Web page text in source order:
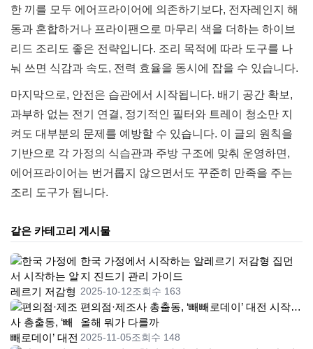
한 끼를 모두 에어프라이어에 의존하기보다, 전자레인지 해
동과 혼합하거나 프라이팬으로 마무리 색을 더하는 하이브
리드 조리도 좋은 전략입니다. 조리 목적에 따라 도구를 나
눠 쓰면 식감과 속도, 전력 효율을 동시에 잡을 수 있습니다.
마지막으로, 안전은 습관에서 시작됩니다. 배기 공간 확보,
과부하 없는 전기 연결, 정기적인 필터와 트레이 청소만 지
켜도 대부분의 문제를 예방할 수 있습니다. 이 글의 원칙을
기반으로 각 가정의 식습관과 주방 구조에 맞춰 운영하면,
에어프라이어는 번거롭지 않으면서도 꾸준히 만족을 주는
조리 도구가 됩니다.
같은 카테고리 게시물
한국 가정에서 시작하는 알레르기 저감형 집먼
지 진드기 관리 가이드
2025-10-12조회수 163
편의점·제조사 총출동, ‘빼빼로데이’ 대전 시작…
올해 뭐가 다를까
2025-11-05조회수 148